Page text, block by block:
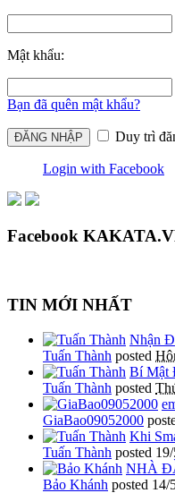
Mật khẩu:
Bạn đã quên mật khẩu?
Duy trì
Login with Facebook
Facebook
TIN MỚI NHẤT
Nhận
Tuấn Thành posted
Bí Mật
Tuấn Thành posted
GiaBao09052000
Khi
Tuấn Thành posted
NHÀ
Bảo Khánh posted 14/